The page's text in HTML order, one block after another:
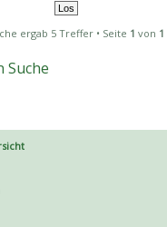
ergab 5 Treffer • Seite 1 von 1
Suche